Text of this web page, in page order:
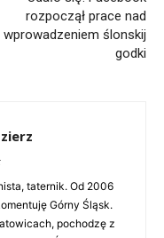
rozpoczął prace nad
wprowadzeniem ślonskij
godki
taternik. Od 2006
Górny Śląsk.
pochodzę z